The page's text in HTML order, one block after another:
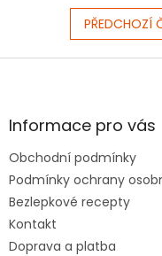
PŘEDCHOZÍ
Z
aInformace pro vás
Obchodní podmínky
Podmínky ochrany
Bezlepkové recepty
Kontakt
Doprava a platba